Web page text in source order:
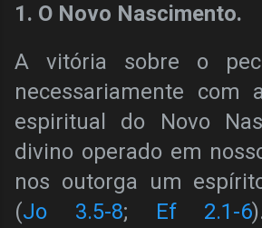
1. O Novo Nascimento.
A vitória sobre o
necessariamente com
espiritual do Novo
divino operado em
nos outorga um
(Jo 3.5-8; Ef 2.1-6